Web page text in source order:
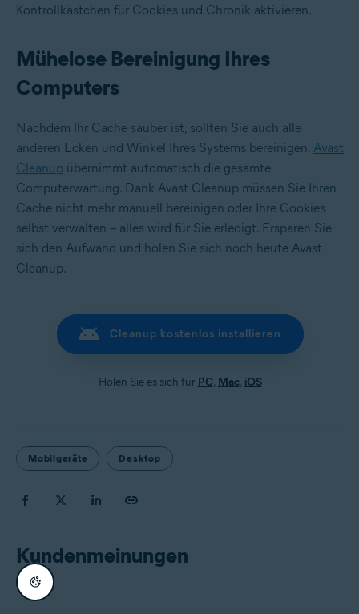
Kontrollkästchen für Cookies und Chronik aktivieren.
Mühelose Bereinigung Ihres
Computers
Nachdem Ihr Cache sauber ist, sollten Sie auch alle
anderen Ecken und Winkel Ihres Systems bereinigen. Avast
Cleanup übernimmt automatisch die gesamte
Computerwartung. Dank Avast Cleanup müssen Sie Ihren
Cache nicht mehr manuell bereinigen oder Ihre Cookies
selbst verwalten – alles wird für Sie erledigt. Ersparen Sie
sich den Aufwand und holen Sie sich noch heute Avast
Cleanup.
Cleanup kostenlos installieren
Holen Sie es sich für PC, Mac, iOS
Mobilgeräte Desktop
Kundenmeinungen